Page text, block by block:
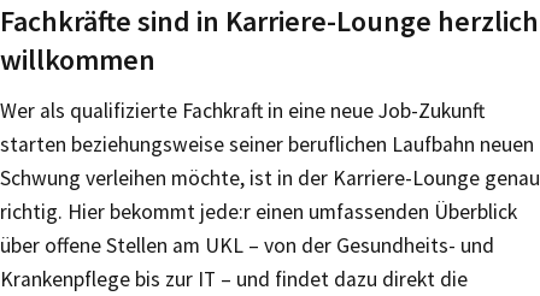
Fachkräfte sind in Karriere-Lounge herzlich
willkommen
Wer als qualifizierte Fachkraft in eine neue Job-Zukunft
starten beziehungsweise seiner beruflichen Laufbahn neuen
Schwung verleihen möchte, ist in der Karriere-Lounge genau
richtig. Hier bekommt jede:r einen umfassenden Überblick
über offene Stellen am UKL – von der Gesundheits- und
Krankenpflege bis zur IT – und findet dazu direkt die